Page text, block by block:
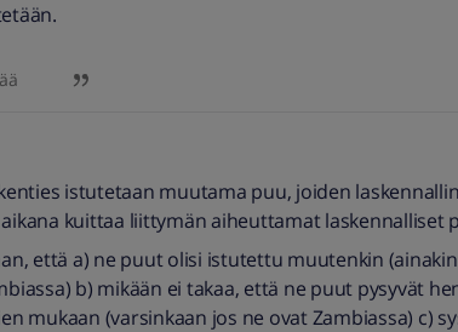
istutetaan muutama puu, joiden
kuittaa liittymän aiheuttamat laskennalliset
että a) ne puut olisi istutettu muutenkin
b) mikään ei takaa, että ne puut pysyvät
mukaan (varsinkaan jos ne ovat Zambiassa) c)